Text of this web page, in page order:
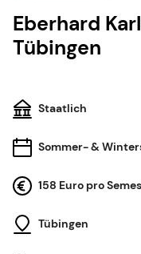
Eberhard
Tübingen
Staatlich
Sommer- &
158 Euro pro
Tübingen